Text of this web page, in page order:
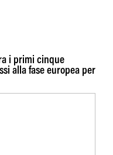
i primi cinque
alla fase europea per